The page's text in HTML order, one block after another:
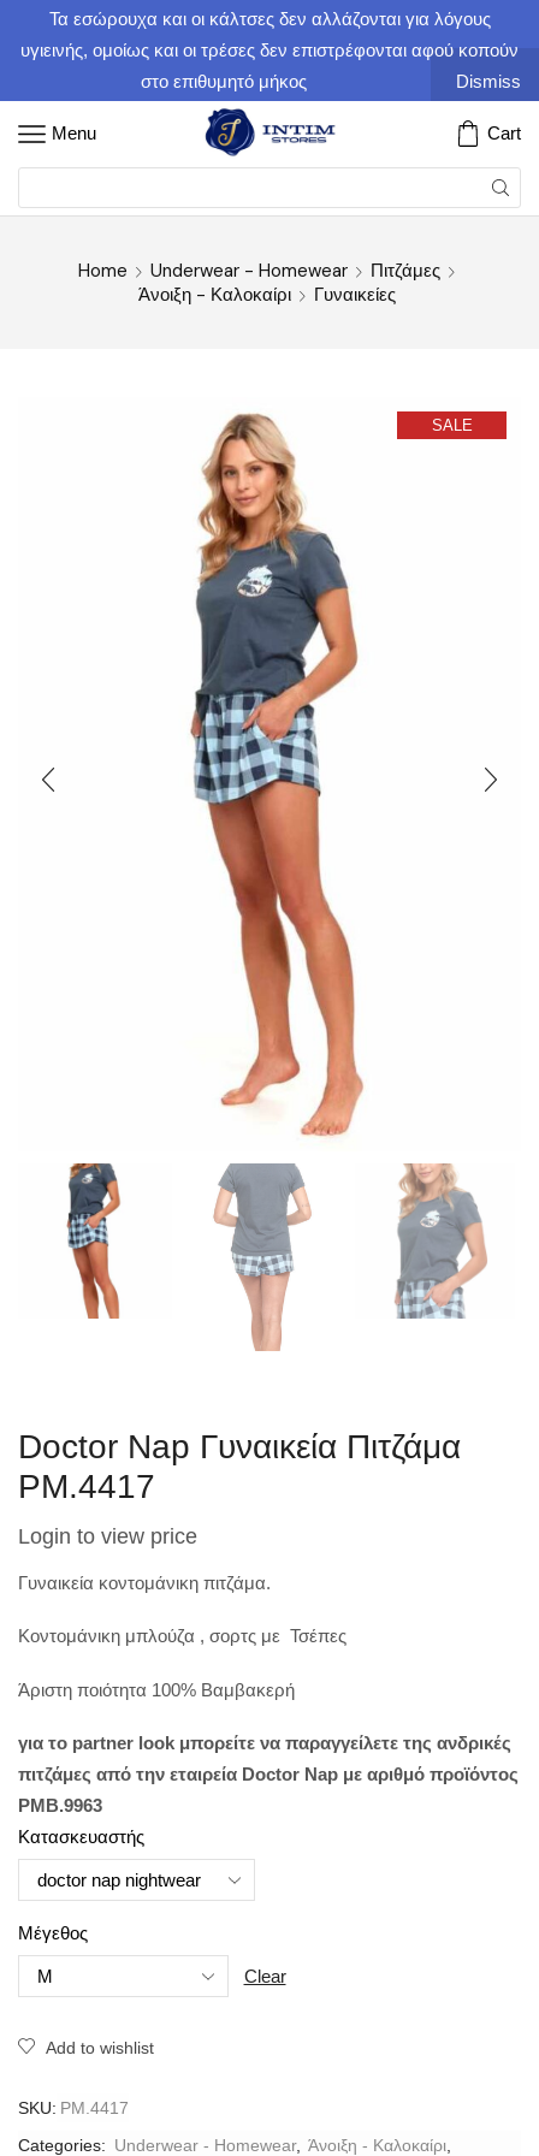
Τα εσώρουχα και οι κάλτσες δεν αλλάζονται για λόγους
υγιεινής, ομοίως και οι τρέσες δεν επιστρέφονται αφού κοπούν
στο επιθυμητό μήκος
Dismiss
Menu Cart
Home Underwear - Homewear
Πιτζάμες
Άνοιξη - Καλοκαίρι
Γυναικείες
SALE
Doctor Nap Γυναικεία Πιτζάμα
PM.4417
Login to view price
Γυναικεία κοντομάνικη πιτζάμα.
Κοντομάνικη μπλούζα , σορτς με Τσέπες
Άριστη ποιότητα 100% Βαμβακερή
για το partner look μπορείτε να παραγγείλετε της ανδρικές
πιτζάμες από την εταιρεία Doctor Nap με αριθμό προϊόντος
PMB.9963
Κατασκευαστής
Μέγεθος
Clear
Add to wishlist
SKU: PM.4417
Categories: Underwear - Homewear, Άνοιξη - Καλοκαίρι,